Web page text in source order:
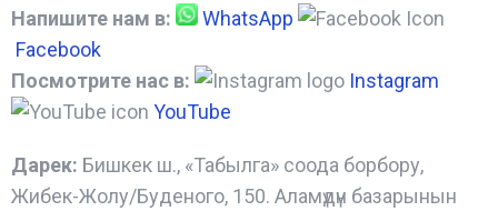
Напишите нам в:
WhatsApp
Facebook
Посмотрите нас в:
Instagram
YouTube
Дарек: Бишкек ш., «Табылга» соода борбору,
Жибек-Жолу/Буденого, 150. Аламүдүн базарынын